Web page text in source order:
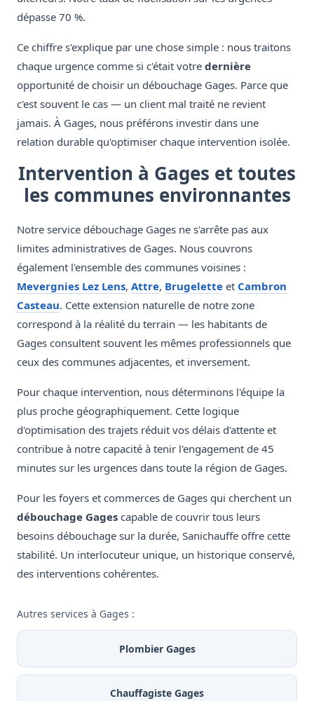
dépasse 70 %.
Ce chiffre s'explique par une chose simple : nous traitons
chaque urgence comme si c'était votre dernière
opportunité de choisir un débouchage Gages. Parce que
c'est souvent le cas — un client mal traité ne revient
jamais. À Gages, nous préférons investir dans une
relation durable qu'optimiser chaque intervention isolée.
Intervention à Gages et toutes
les communes environnantes
Notre service débouchage Gages ne s'arrête pas aux
limites administratives de Gages. Nous couvrons
également l'ensemble des communes voisines :
Mevergnies Lez Lens, Attre, Brugelette et Cambron
Casteau. Cette extension naturelle de notre zone
correspond à la réalité du terrain — les habitants de
Gages consultent souvent les mêmes professionnels que
ceux des communes adjacentes, et inversement.
Pour chaque intervention, nous déterminons l'équipe la
plus proche géographiquement. Cette logique
d'optimisation des trajets réduit vos délais d'attente et
contribue à notre capacité à tenir l'engagement de 45
minutes sur les urgences dans toute la région de Gages.
Pour les foyers et commerces de Gages qui cherchent un
débouchage Gages capable de couvrir tous leurs
besoins débouchage sur la durée, Sanichauffe offre cette
stabilité. Un interlocuteur unique, un historique conservé,
des interventions cohérentes.
Autres services à Gages :
Plombier Gages
Chauffagiste Gages